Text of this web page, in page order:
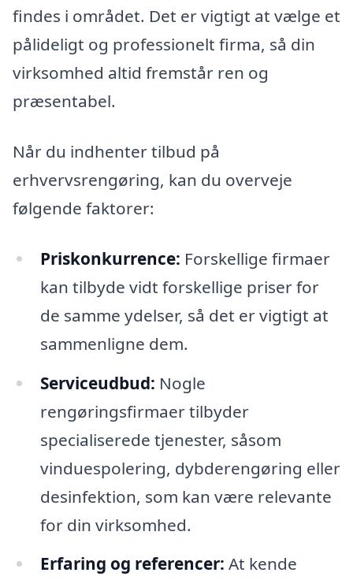
findes i området. Det er vigtigt at vælge et
pålideligt og professionelt firma, så din
virksomhed altid fremstår ren og
præsentabel.
Når du indhenter tilbud på
erhvervsrengøring, kan du overveje
følgende faktorer:
Priskonkurrence: Forskellige firmaer
kan tilbyde vidt forskellige priser for
de samme ydelser, så det er vigtigt at
sammenligne dem.
Serviceudbud: Nogle
rengøringsfirmaer tilbyder
specialiserede tjenester, såsom
vinduespolering, dybderengøring eller
desinfektion, som kan være relevante
for din virksomhed.
Erfaring og referencer: At kende